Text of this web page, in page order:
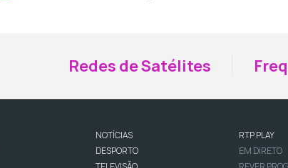
Redes de Satélites
NOTÍCIAS
DESPORTO
RTP PLAY
EM DIRETO